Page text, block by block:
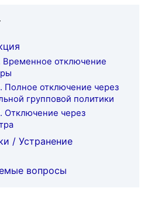
Временное отключение
Полное отключение через
групповой политики
Отключение через
/ Устранение
вопросы